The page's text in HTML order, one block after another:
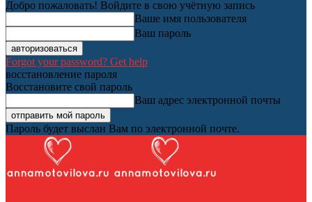
Добро пожаловать! Войдите в свою учётную запись
Ваше имя пользователя
Ваш пароль
Forgot your password? Get help
восстановление пароля
Восстановите свой пароль
Ваш адрес электронной почты
Пароль будет выслан Вам по электронной почте.